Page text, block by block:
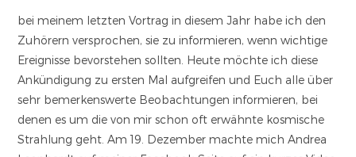
bei meinem letzten Vortrag in diesem Jahr habe ich den
Zuhörern versprochen, sie zu informieren, wenn wichtige
Ereignisse bevorstehen sollten. Heute möchte ich diese
Ankündigung zu ersten Mal aufgreifen und Euch alle über
sehr bemerkenswerte Beobachtungen informieren, bei
denen es um die von mir schon oft erwähnte kosmische
Strahlung geht. Am 19. Dezember machte mich Andrea